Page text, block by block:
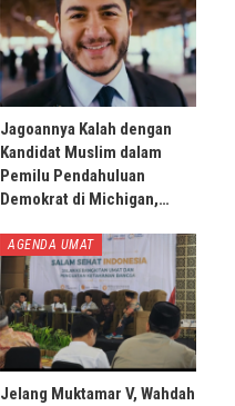
Jagoannya Kalah dengan
Kandidat Muslim dalam
Pemilu Pendahuluan
Demokrat di Michigan,…
AGENDA UMAT
Jelang Muktamar V, Wahdah